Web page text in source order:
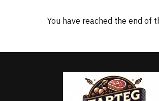
You have reached the end of